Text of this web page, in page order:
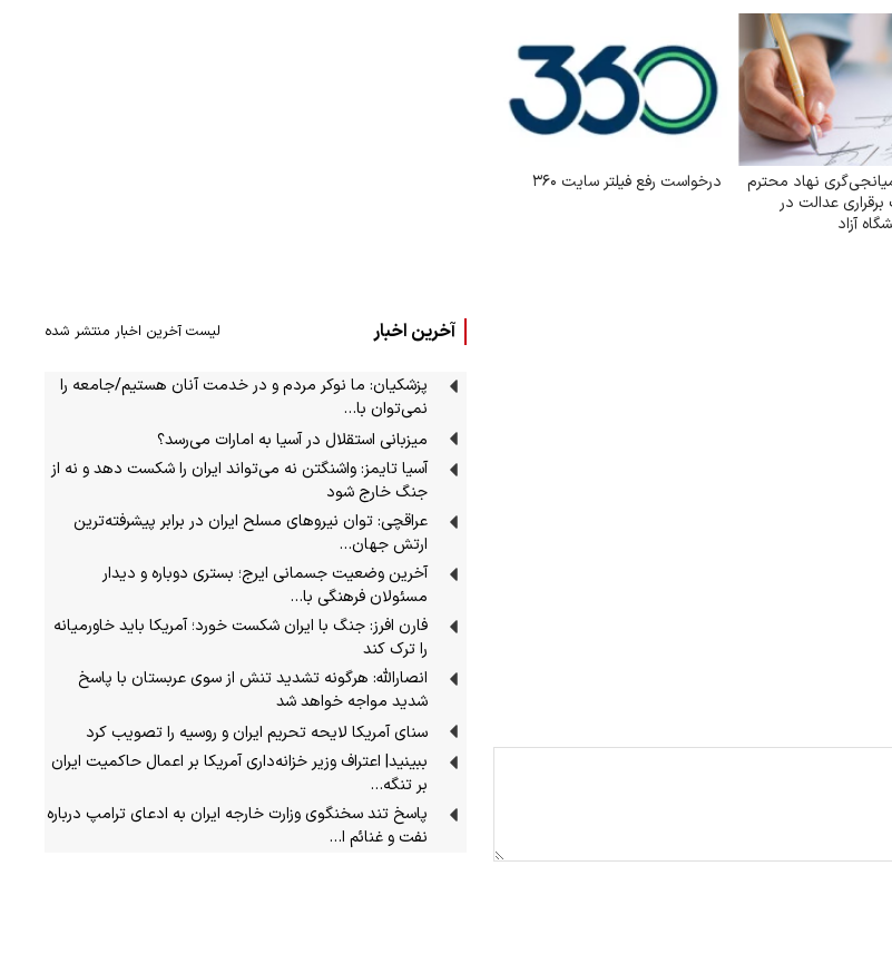
نهاد محترم
عدالت در
آزاد
درخواست رفع فیلتر سایت ۳۶۰
آخرین اخبار لیست آخرین اخبار منتشر شده
پزشکیان: ما نوکر مردم و در خدمت آنان هستیم/جامعه را
نمی‌توان با…
میزبانی استقلال در آسیا به امارات می‌رسد؟
آسیا تایمز: واشنگتن نه می‌تواند ایران را شکست دهد و نه از
جنگ خارج شود
عراقچی: توان نیروهای مسلح ایران در برابر پیشرفته‌ترین
ارتش جهان…
آخرین وضعیت جسمانی ایرج؛ بستری دوباره و دیدار
مسئولان فرهنگی با…
فارن افرز: جنگ با ایران شکست خورد؛ آمریکا باید خاورمیانه
را ترک کند
انصارالله: هرگونه تشدید تنش از سوی عربستان با پاسخ
شدید مواجه خواهد شد
سنای آمریکا لایحه تحریم ایران و روسیه را تصویب کرد
ببینید| اعتراف وزیر خزانه‌داری آمریکا بر اعمال حاکمیت ایران
بر تنگه…
پاسخ تند سخنگوی وزارت خارجه ایران به ادعای ترامپ درباره
نفت و غنائم ا…